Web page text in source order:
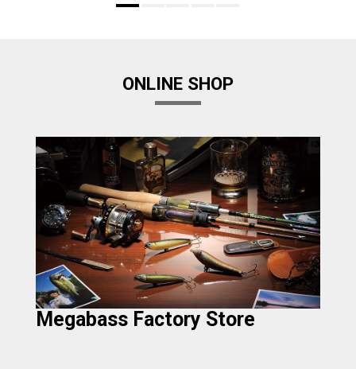
ONLINE SHOP
Megabass Factory Store